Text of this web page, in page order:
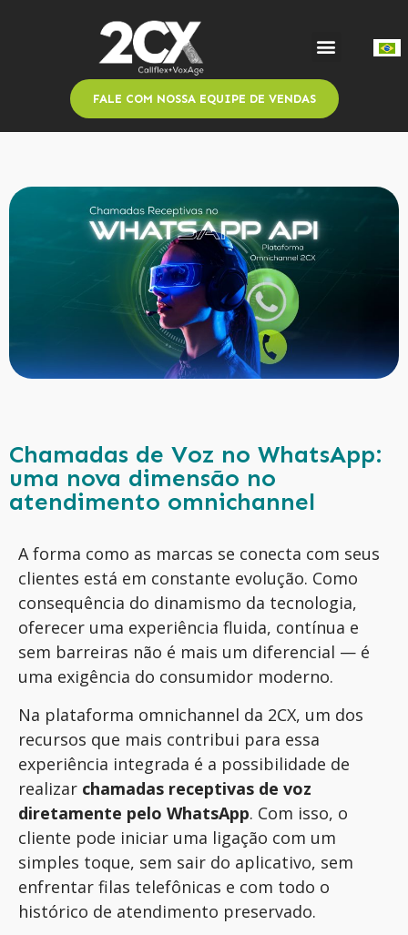
FALE COM NOSSA EQUIPE DE VENDAS
Chamadas de Voz no WhatsApp:
uma nova dimensão no
atendimento omnichannel
A forma como as marcas se conecta com seus
clientes está em constante evolução. Como
consequência do dinamismo da tecnologia,
oferecer uma experiência fluida, contínua e
sem barreiras não é mais um diferencial — é
uma exigência do consumidor moderno.
Na plataforma omnichannel da 2CX, um dos
recursos que mais contribui para essa
experiência integrada é a possibilidade de
realizar chamadas receptivas de voz
diretamente pelo WhatsApp. Com isso, o
cliente pode iniciar uma ligação com um
simples toque, sem sair do aplicativo, sem
enfrentar filas telefônicas e com todo o
histórico de atendimento preservado.